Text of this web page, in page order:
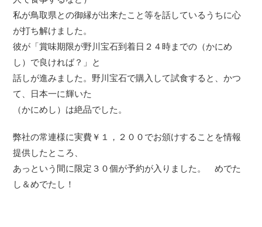
私が鳥取県との御縁が出来たこと等を話しているうちに心
が打ち解けました。
彼が「賞味期限が野川宝石到着日２４時までの（かにめ
し）で良ければ？」と
話しが進みました。野川宝石で購入して試食すると、かつ
て、日本一に輝いた
（かにめし）は絶品でした。
弊社の常連様に実費￥１，２００でお頒けすることを情報
提供したところ、
あっという間に限定３０個が予約が入りました。 めでた
し＆めでたし！